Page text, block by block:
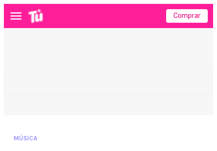
Menú Comprar
MÚSICA